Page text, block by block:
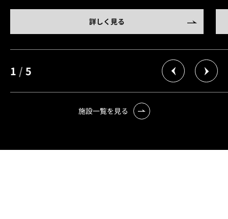
詳しく見る
1 / 5
施設一覧を見る